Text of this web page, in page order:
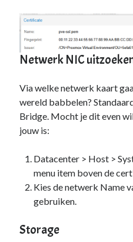
Netwerk NIC
Via welke netwerk kaart
wereld babbelen?
Bridge. Mocht je dit even
jouw is:
Datacenter > Host >
menu item boven de
Kies de netwerk Name
gebruiken.
Storage